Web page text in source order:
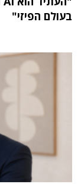
בעולם הפיזי"